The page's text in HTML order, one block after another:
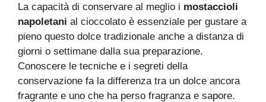
La capacità di conservare al meglio i mostaccioli
napoletani al cioccolato è essenziale per gustare a
pieno questo dolce tradizionale anche a distanza di
giorni o settimane dalla sua preparazione.
Conoscere le tecniche e i segreti della
conservazione fa la differenza tra un dolce ancora
fragrante e uno che ha perso fragranza e sapore.